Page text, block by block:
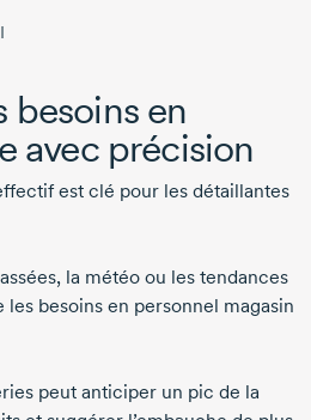
besoins en
avec précision
est clé pour les détaillantes
la météo ou les tendances
les besoins en personnel magasin
peut anticiper un pic de la